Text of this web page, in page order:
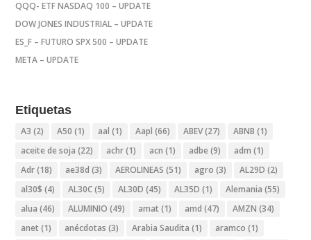
QQQ- ETF NASDAQ 100 – UPDATE
DOW JONES INDUSTRIAL – UPDATE
ES_F – FUTURO SPX 500 – UPDATE
META – UPDATE
Etiquetas
A3 (2) A50 (1) aal (1) Aapl (66) ABEV(27) ABNB (1)
aceite de soja (22) achr(1) acn (1) adbe (9) adm (1)
Adr(18) ae38d (3) AEROLINEAS (51) agro (3) AL29D (2)
al30$ (4) AL30C(5) AL30D (45) AL35D (1) Alemania (55)
alua (46) ALUMINIO (49) amat (1) amd (47) AMZN (34)
anet (1) anécdotas (3) Arabia Saudita (1) aramco (1)